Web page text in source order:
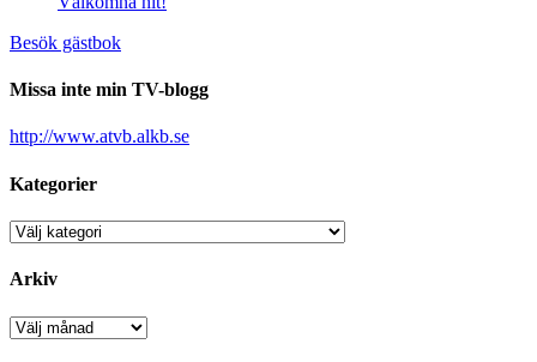
Besök gästbok
Missa inte min TV-blogg
http://www.atvb.alkb.se
Kategorier
Kategorier
Arkiv
Arkiv